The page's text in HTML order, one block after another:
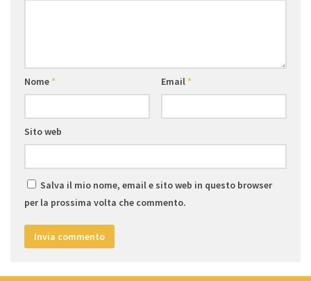
Nome* Email*
Sito web
Salva il mio nome, email e sito web in questo browser
per la prossima volta che commento.